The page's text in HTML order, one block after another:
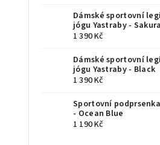
Dámské sportovní
jógu Yastraby - Sakura
1 390 Kč
Dámské sportovní
jógu Yastraby - Black
1 390 Kč
Sportovní
- Ocean Blue
1 190 Kč